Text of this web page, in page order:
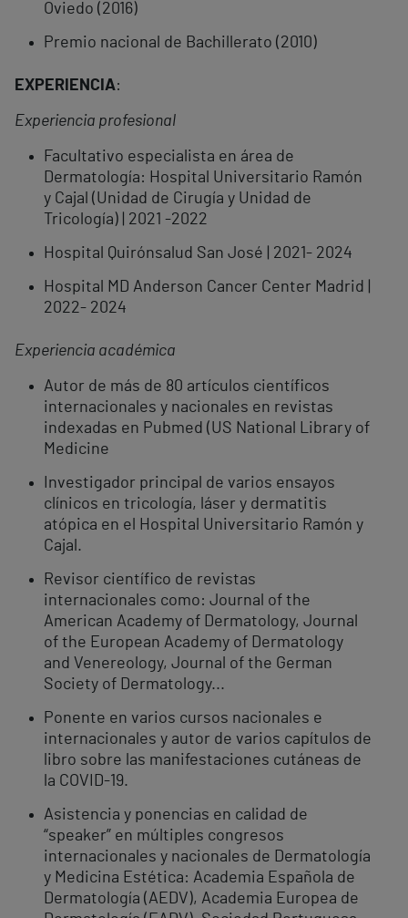
Oviedo (2016)
Premio nacional de Bachillerato (2010)
EXPERIENCIA:
Experiencia profesional
Facultativo especialista en área de
Dermatología: Hospital Universitario Ramón
y Cajal (Unidad de Cirugía y Unidad de
Tricología) | 2021 -2022
Hospital Quirónsalud San José | 2021- 2024
Hospital MD Anderson Cancer Center Madrid |
2022- 2024
Experiencia académica
Autor de más de 80 artículos científicos
internacionales y nacionales en revistas
indexadas en Pubmed (US National Library of
Medicine
Investigador principal de varios ensayos
clínicos en tricología, láser y dermatitis
atópica en el Hospital Universitario Ramón y
Cajal.
Revisor científico de revistas
internacionales como: Journal of the
American Academy of Dermatology, Journal
of the European Academy of Dermatology
and Venereology, Journal of the German
Society of Dermatology...
Ponente en varios cursos nacionales e
internacionales y autor de varios capítulos de
libro sobre las manifestaciones cutáneas de
la COVID-19.
Asistencia y ponencias en calidad de
“speaker” en múltiples congresos
internacionales y nacionales de Dermatología
y Medicina Estética: Academia Española de
Dermatología (AEDV), Academia Europea de